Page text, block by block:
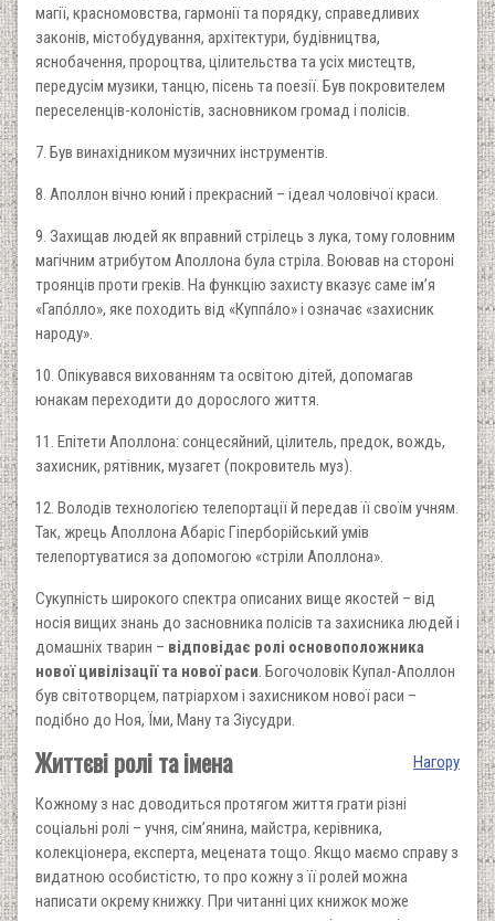
магії, красномовства, гармонії та порядку, справедливих
законів, містобудування, архітектури, будівництва,
яснобачення, пророцтва, цілительства та усіх мистецтв,
передусім музики, танцю, пісень та поезії. Був покровителем
переселенців-колоністів, засновником громад і полісів.
7. Був винахідником музичних інструментів.
8. Аполлон вічно юний і прекрасний – ідеал чоловічої краси.
9. Захищав людей як вправний стрілець з лука, тому головним
магічним атрибутом Аполлона була стріла. Воював на стороні
троянців проти греків. На функцію захисту вказує саме ім’я
«Гапóлло», яке походить від «Куппáло» і означає «захисник
народу».
10. Опікувався вихованням та освітою дітей, допомагав
юнакам переходити до дорослого життя.
11. Епітети Аполлона: сонцесяйний, цілитель, предок, вождь,
захисник, рятівник, музагет (покровитель муз).
12. Володів технологією телепортації й передав її своїм учням.
Так, жрець Аполлона Абаріс Гіперборійський умів
телепортуватися за допомогою «стріли Аполлона».
Сукупність широкого спектра описаних вище якостей – від
носія вищих знань до засновника полісів та захисника людей і
домашніх тварин – відповідає ролі основоположника
нової цивілізації та нової раси . Богочоловік Купал-Аполлон
був світотворцем, патріархом і захисником нової раси –
подібно до Ноя, Їми, Ману та Зіусудри.
Нагору
Життєві ролі та імена
Кожному з нас доводиться протягом життя грати різні
соціальні ролі – учня, сім’янина, майстра, керівника,
колекціонера, експерта, мецената тощо. Якщо маємо справу з
видатною особистістю, то про кожну з її ролей можна
написати окрему книжку. При читанні цих книжок може